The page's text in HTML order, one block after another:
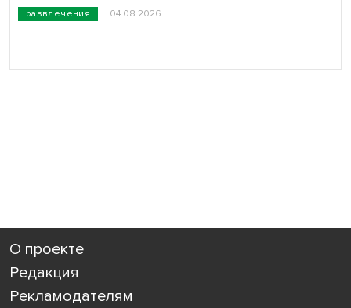
развлечения 04.08.2026
О проекте
Редакция
Рекламодателям